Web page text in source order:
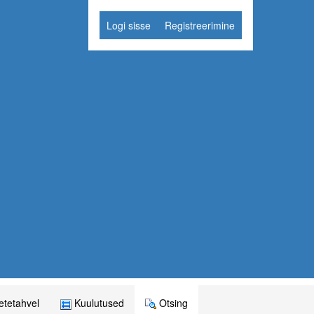
Logi sisse Registreerimine
Kuulutused Otsing